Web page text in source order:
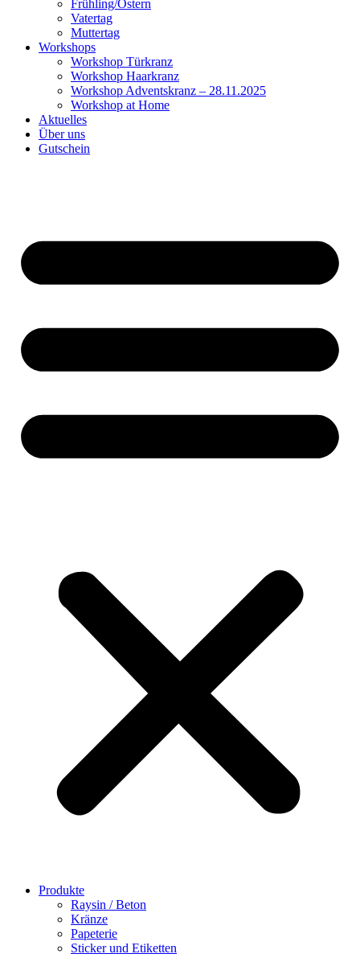
Frühling/Ostern
Vatertag
Muttertag
Workshops
Workshop Türkranz
Workshop Haarkranz
Workshop Adventskranz – 28.11.2025
Workshop at Home
Aktuelles
Über uns
Gutschein
Produkte
Raysin / Beton
Kränze
Papeterie
Sticker und Etiketten